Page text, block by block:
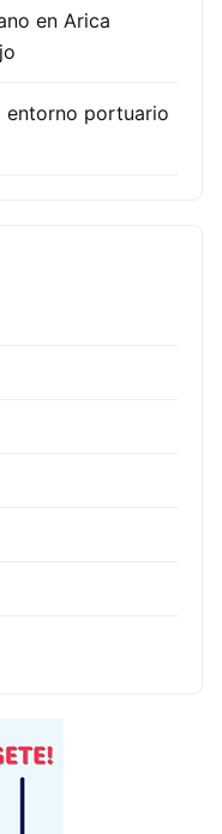
en Arica
entorno portuario